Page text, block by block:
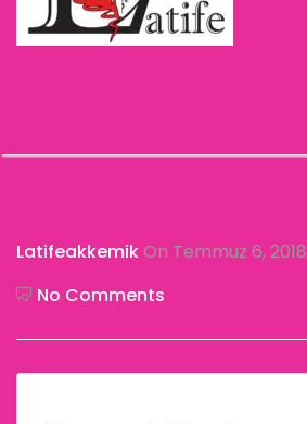
LatifeakkemikOn Temmuz 6, 2018
No Comments